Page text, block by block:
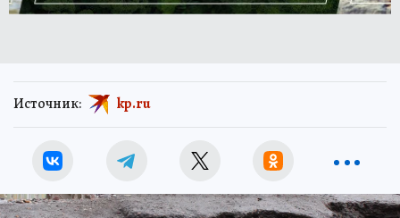
Источник: kp.ru